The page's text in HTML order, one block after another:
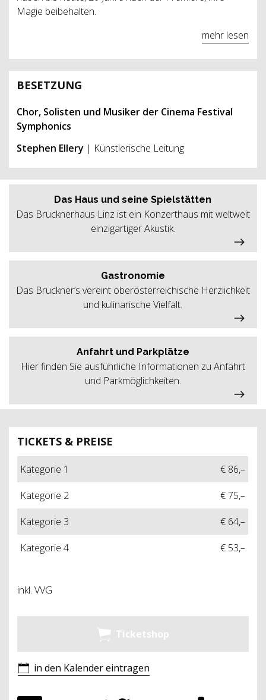
Magie beibehalten.
mehr lesen
BESETZUNG
Chor, Solisten und Musiker der Cinema Festival
Symphonics
Stephen Ellery | Künstlerische Leitung
TICKETS & PREISE
Kategorie 1
€ 86,–
Kategorie 2
€ 75,–
Kategorie 3
€ 64,–
Kategorie 4
€ 53,–
inkl. VVG
Ticketshop
in den Kalender eintragen
Das Haus und seine Spielstätten
Das Brucknerhaus Linz ist ein Konzerthaus mit weltweit
einzigartiger Akustik.
Gastronomie
Das Bruckner’s vereint oberösterreichische Herzlichkeit
und kulinarische Vielfalt.
Anfahrt und Parkplätze
Hier finden Sie ausführliche Informationen zu Anfahrt
und Parkmöglichkeiten.